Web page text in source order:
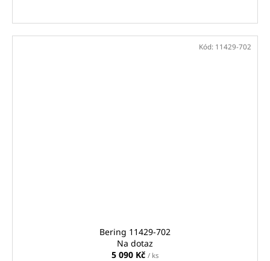
Bering 11429-702
Na dotaz
5 090 Kč / ks
Kód: 11429-702